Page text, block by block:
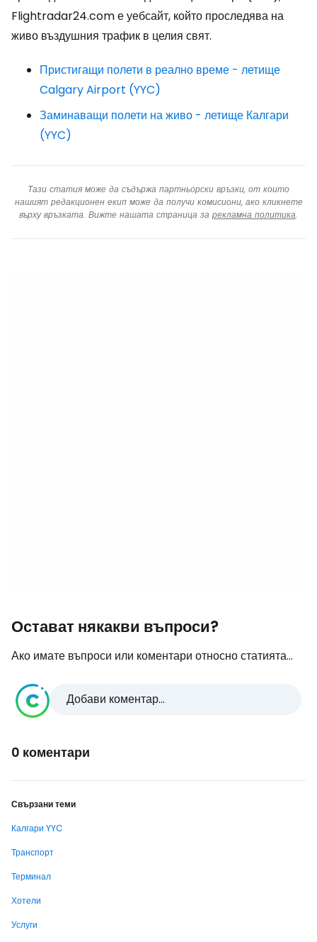
Flightradar24.com е уебсайт, който проследява на
живо въздушния трафик в целия свят.
Пристигащи полети в реално време - летище
Calgary Airport (YYC)
Заминаващи полети на живо - летище Калгари
(YYC)
Тази статия може да съдържа партньорски връзки, от които
нашият редакционен екип може да получи комисиони, ако кликнете
върху връзката. Вижте нашата страница за рекламна политика.
Остават някакви въпроси?
Ако имате въпроси или коментари относно статията...
Добави коментар...
0 коментари
Свързани теми
Калгари YYC
Транспорт
Терминал
Хотели
Услуги